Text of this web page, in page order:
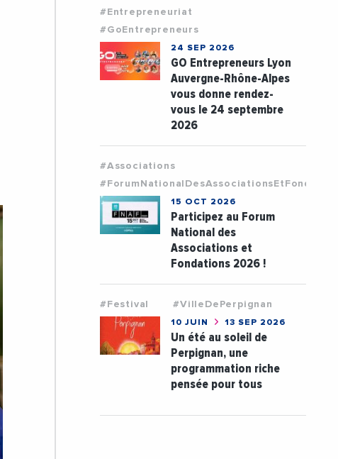
#Entrepreneuriat
#GoEntrepreneurs
24 SEP 2026
GO Entrepreneurs Lyon
Auvergne-Rhône-Alpes
vous donne rendez-
vous le 24 septembre
2026
#Associations
15 OCT 2026
Participez au Forum
National des
Associations et
Fondations 2026 !
#Festival #VilleDePerpignan
10 JUIN 13 SEP 2026
Un été au soleil de
Perpignan, une
programmation riche
pensée pour tous